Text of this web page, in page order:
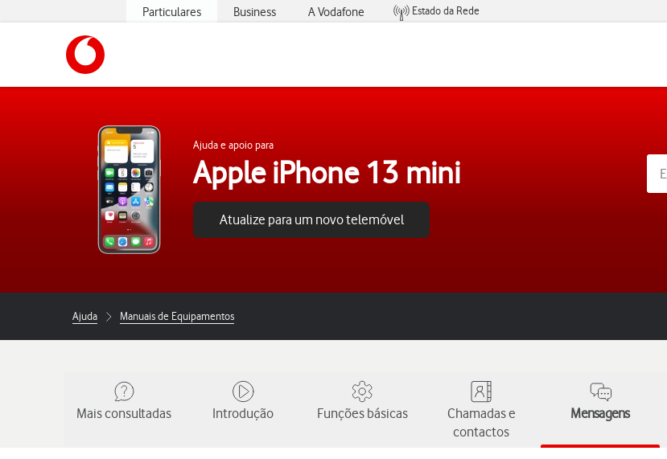
Particulares Business A Vodafone
Estado da Rede
Ajuda e apoio para
Apple iPhone 13 mini
Atualize para um novo telemóvel
Ajuda Manuais de Equipamentos
Mais consultadas Introdução Funções básicas
Chamadas e
contactos
Mensagens